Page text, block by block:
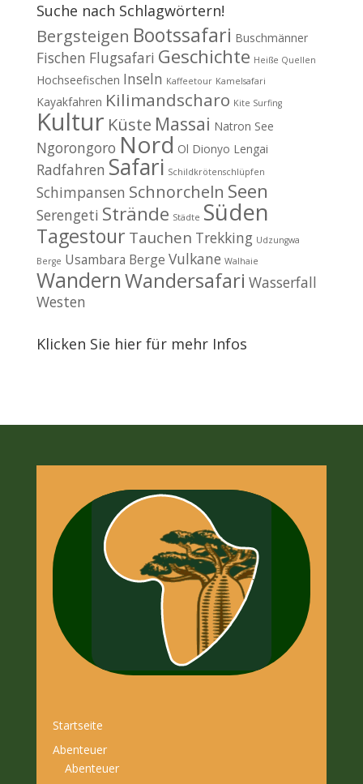
Suche nach Schlagwörtern!
Bergsteigen Bootssafari Buschmänner
Fischen Flugsafari Geschichte Heiße Quellen
Hochseefischen Inseln Kaffeetour Kamelsafari
Kayakfahren Kilimandscharo Kite Surfing
Kultur Küste Massai Natron See
Ngorongoro Nord Ol Dionyo Lengai
Radfahren Safari Schildkrötenschlüpfen
Schimpansen Schnorcheln Seen
Serengeti Strände Städte Süden
Tagestour Tauchen Trekking Udzungwa
Berge Usambara Berge Vulkane Walhaie
WandernWandersafari Wasserfall
Westen
Klicken Sie hier für mehr Infos
Startseite
Abenteuer
Abenteuer